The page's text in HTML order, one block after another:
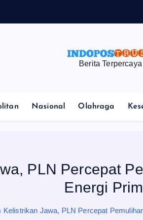
Berita Terpercaya
Nasional Olahraga
PLN Percepat
Energi
Kelistrikan Jawa, PLN Percepat